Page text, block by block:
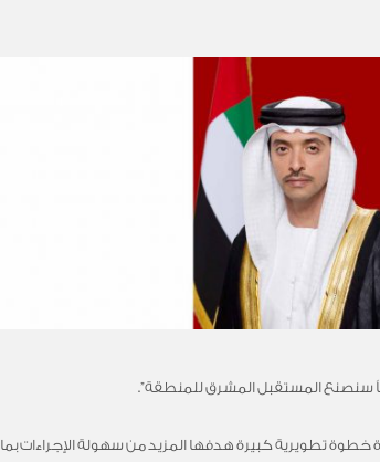
سنصنع المستقبل المشرق للمنطقة”.
خطوة تطويرية كبيرة هدفها المزيد من سهولة الإجراءات بما